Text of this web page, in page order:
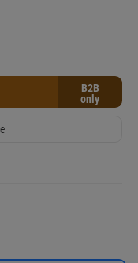
B2B